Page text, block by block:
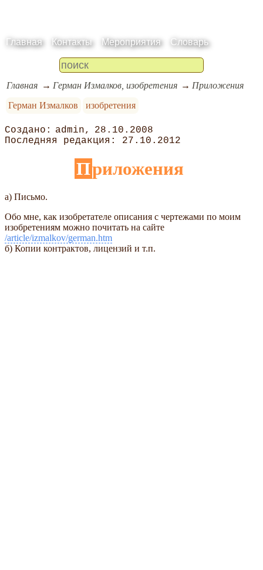
Главная Контакты Мероприятия Словарь
Главная Герман Измалков, изобретения
Приложения
Герман Измалков
изобретения
admin
28.10.2008
27.10.2012
Приложения
а) Письмо.
Обо мне, как изобретателе описания с чертежами по моим
изобретениям можно почитать на сайте
/article/izmalkov/german.htm
б) Копии контрактов, лицензий и т.п.